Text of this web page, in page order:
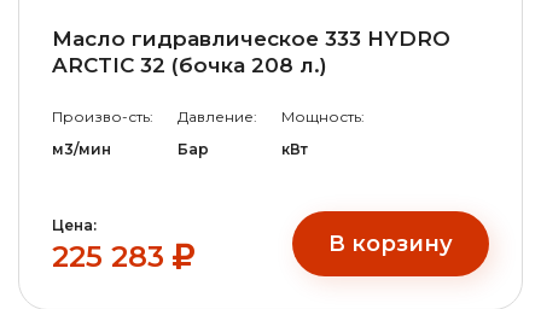
Масло гидравлическое 333 HYDRO
ARCTIC 32 (бочка 208 л.)
Произво-сть:
м3/мин
Давление:
Бар
Мощность:
кВт
Цена:
225 283 В корзину